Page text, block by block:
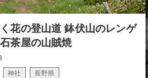
花の登山道 鉢伏山のレンゲ
茶屋の山賊焼
神社 長野県